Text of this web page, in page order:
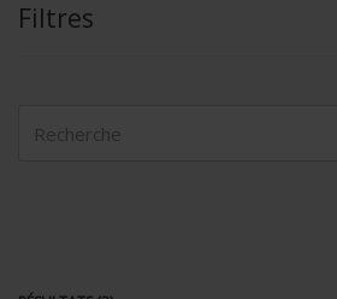
Filtres